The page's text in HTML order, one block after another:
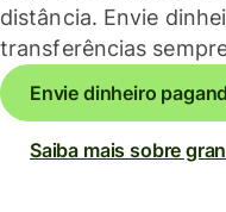
distância. Envie
transferências
Envie dinheiro
Saiba mais sobre